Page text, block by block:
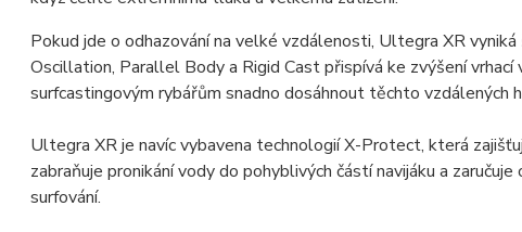
Pokud jde o odhazování na velké vzdálenosti, Ultegra XR
Oscillation, Parallel Body a Rigid Cast přispívá ke zvýšení
surfcastingovým rybářům snadno dosáhnout těchto vzdálených
Ultegra XR je navíc vybavena technologií X-Protect, která
zabraňuje pronikání vody do pohyblivých částí navijáku a
surfování.